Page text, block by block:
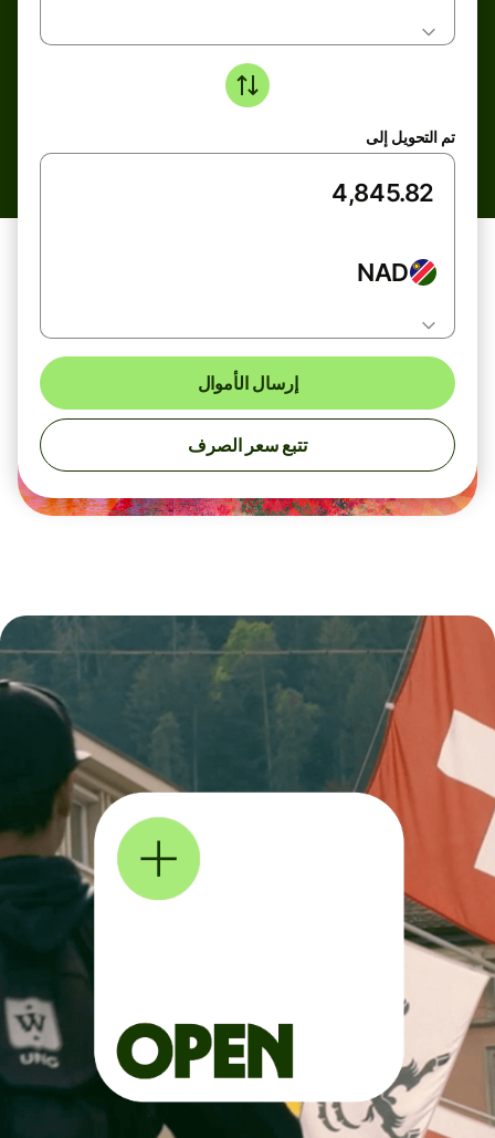
تم التحويل إلى
NAD
إرسال الأموال
تتبع سعر الصرف